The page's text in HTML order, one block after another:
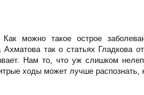
Как можно такое острое
так о статьях Гладкова
Нам то, что уж слишком
ходы может лучше распознать,